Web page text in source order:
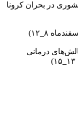
در بحران کرونا
درمانی